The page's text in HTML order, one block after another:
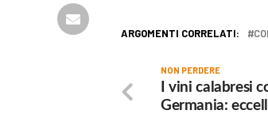
ARGOMENTI CORRELATI:
NON PERDERE
I vini calabresi
Germania: